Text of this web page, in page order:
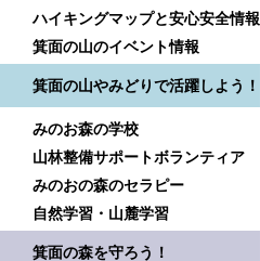
ハイキングマップと安心安全情報
箕面の山のイベント情報
箕面の山やみどりで活躍しよう！
みのお森の学校
山林整備サポートボランティア
みのおの森のセラピー
自然学習・山麓学習
箕面の森を守ろう！